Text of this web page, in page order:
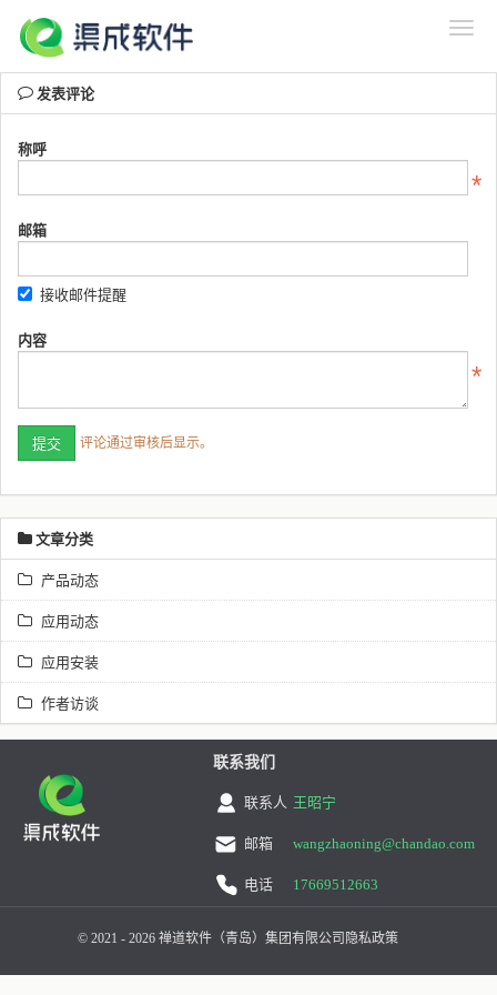
发表评论
称呼
邮箱
接收邮件提醒
内容
评论通过审核后显示。
文章分类
产品动态
应用动态
应用安装
作者访谈
联系我们
联系人 王昭宁
邮箱 wangzhaoning@chandao.com
电话 17669512663
© 2021 - 2026 禅道软件（青岛）集团有限公司 隐私政策